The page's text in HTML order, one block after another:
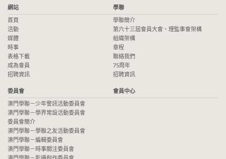
網站
首頁
活動
媒體
時事
表格下載
成為會員
招聘資訊
學聯
學聯簡介
第六十三屆會員大會、理監事會架構
組織架構
章程
聯絡我們
75周年
招聘資訊
委員會
澳門學聯－少年警訊活動委員會
澳門學聯－學界常設活動委員會
委員會簡介
澳門學聯－學聯之友活動委員會
澳門學聯－編輯委員會
澳門學聯－時事關注委員會
會員中心